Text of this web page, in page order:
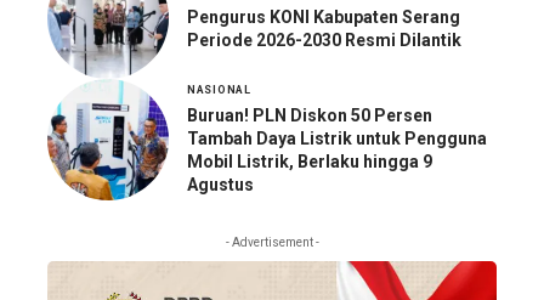
Pengurus KONI Kabupaten Serang
Periode 2026-2030 Resmi Dilantik
NASIONAL
Buruan! PLN Diskon 50 Persen
Tambah Daya Listrik untuk Pengguna
Mobil Listrik, Berlaku hingga 9
Agustus
- Advertisement -